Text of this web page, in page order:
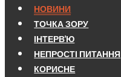
НОВИНИ
ТОЧКА ЗОРУ
ІНТЕРВ'Ю
НЕПРОСТІ ПИТАННЯ
КОРИСНЕ